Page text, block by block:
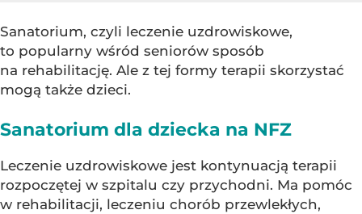
Sanatorium, czyli leczenie uzdrowiskowe,
to popularny wśród seniorów sposób
na rehabilitację. Ale z tej formy terapii skorzystać
mogą także dzieci.
Sanatorium dla dziecka na NFZ
Leczenie uzdrowiskowe jest kontynuacją terapii
rozpoczętej w szpitalu czy przychodni. Ma pomóc
w rehabilitacji, leczeniu chorób przewlekłych,